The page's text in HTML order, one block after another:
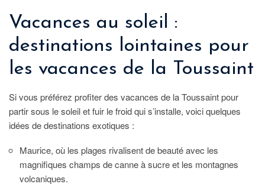
Vacances au soleil :
destinations lointaines pour
les vacances de la Toussaint
Si vous préférez profiter des vacances de la Toussaint pour
partir sous le soleil et fuir le froid qui s’installe, voici quelques
idées de destinations exotiques :
Maurice, où les plages rivalisent de beauté avec les
magnifiques champs de canne à sucre et les montagnes
volcaniques.